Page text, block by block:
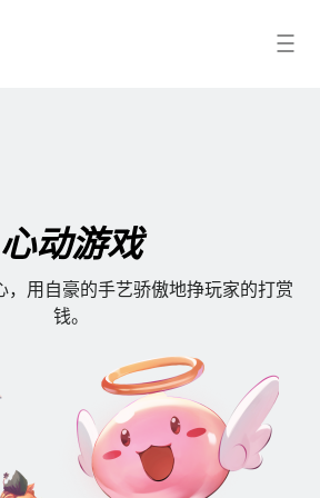
心动游戏
，用自豪的手艺骄傲地挣玩家的打赏
钱。